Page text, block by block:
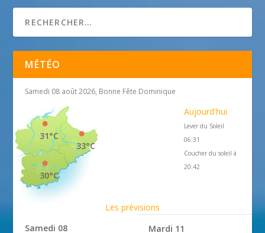
MÉTÉO
Samedi 08 août 2026, Bonne Fête Dominique
33°C
31°C
30°C
Aujourd'hui
Lever du Soleil
06:31
Coucher du soleil à
20:42
Les prévisions
Samedi 08
Mardi 11